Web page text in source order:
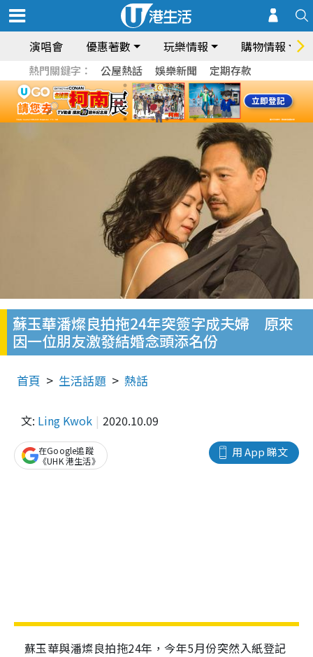
演唱會 優惠著數 玩樂情報 購物情報
熱門關鍵字： 公屋熱話 娛樂新聞 定期存款
蘇玉華潘燦良拍拖24年突簽字成夫婦 原來
因一位朋友激發結婚念頭添名份
首頁 生活話題 熱話
文: Ling Kwok 2020.10.09
用 App 睇文
在Google追蹤
《UHK 港生活》
蘇玉華與潘燦良拍拖24年，今年5月份突然入紙登記